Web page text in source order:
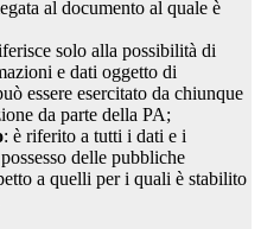
al documento al quale è
solo alla possibilità di
e dati oggetto di
essere esercitato da chiunque
da parte della PA;
: è riferito a tutti i dati e i
delle pubbliche
a quelli per i quali è stabilito